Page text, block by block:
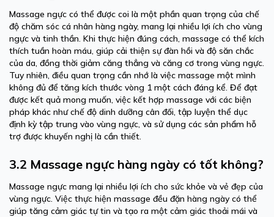
Massage ngực có thể được coi là một phần quan trọng của chế
độ chăm sóc cá nhân hàng ngày, mang lại nhiều lợi ích cho vùng
ngực và tinh thần. Khi thực hiện đúng cách, massage có thể kích
thích tuần hoàn máu, giúp cải thiện sự đàn hồi và độ săn chắc
của da, đồng thời giảm căng thẳng và căng cơ trong vùng ngực.
Tuy nhiên, điều quan trọng cần nhớ là việc massage một mình
không đủ để tăng kích thước vòng 1 một cách đáng kể. Để đạt
được kết quả mong muốn, việc kết hợp massage với các biện
pháp khác như chế độ dinh dưỡng cân đối, tập luyện thể dục
định kỳ tập trung vào vùng ngực, và sử dụng các sản phẩm hỗ
trợ được khuyến nghị là cần thiết.
3.2 Massage ngực hàng ngày có tốt không?
Massage ngực mang lại nhiều lợi ích cho sức khỏe và vẻ đẹp của
vùng ngực. Việc thực hiện massage đều đặn hàng ngày có thể
giúp tăng cảm giác tự tin và tạo ra một cảm giác thoải mái và